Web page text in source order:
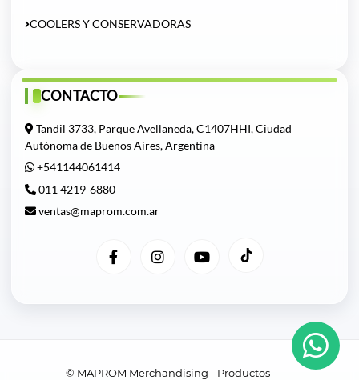
COOLERS Y CONSERVADORAS
CONTACTO
Tandil 3733, Parque Avellaneda, C1407HHI, Ciudad
Autónoma de Buenos Aires, Argentina
+541144061414
011 4219-6880
ventas@maprom.com.ar
© MAPROM Merchandising - Productos